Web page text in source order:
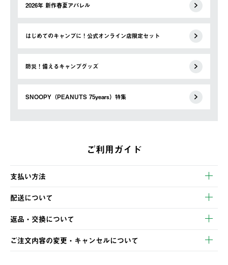
2026年 新作春夏アパレル
はじめてのキャンプに！公式オンライン店限定セット
防災！備えるキャンプグッズ
SNOOPY（PEANUTS 75years）特集
ご利用ガイド
支払い方法
以下のいずれかの方法でお支払いいただけます。
・クレジットカード決済
・コンビニ決済
・Pay-easy決済
配送について
【発送スケジュール】
ご注文・ご入金完了より2営業日以内に商品を発送いたします。
土日祝の発送はございませんので、木曜日以降のご注文は週明け
の発送となる場合がございます。
返品・交換について
※お客様都合の場合
ご注文内容の変更・キャンセルについて